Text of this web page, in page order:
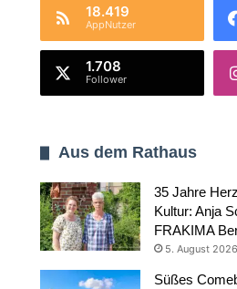
18.419
AppNutzer
1.708
Follower
Aus dem Rathaus
35 Jahre
Kultur: Anja
FRAKIMA
5. August 2026
Süßes